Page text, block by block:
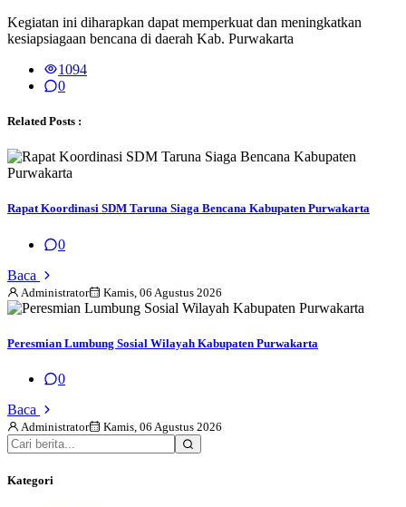
Kegiatan ini diharapkan dapat memperkuat dan meningkatkan
kesiapsiagaan bencana di daerah Kab. Purwakarta
1094
0
Related Posts :
Rapat Koordinasi SDM Taruna Siaga Bencana Kabupaten Purwakarta
0
Baca
Administrator Kamis, 06 Agustus 2026
Peresmian Lumbung Sosial Wilayah Kabupaten Purwakarta
0
Baca
Administrator Kamis, 06 Agustus 2026
Kategori